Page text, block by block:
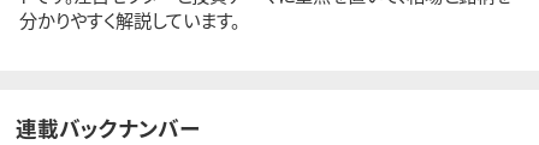
分かりやすく解説しています。
連載バックナンバー